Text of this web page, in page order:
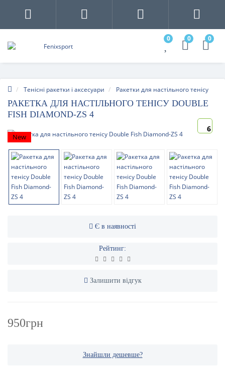
0 0 0
Тенісні ракетки і аксесуари Ракетки для настільного тенісу
РАКЕТКА ДЛЯ НАСТІЛЬНОГО ТЕНІСУ DOUBLE
FISH DIAMOND-ZS 4
New
6
Є в наявності
Рейтинг:
Залишити відгук
950грн
Знайшли дешевше?